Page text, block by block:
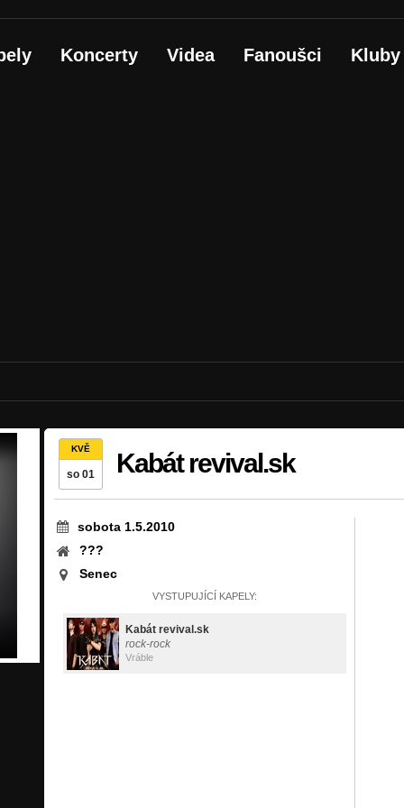
Koncerty Videa Fanoušci Kluby
KVĚ
so 01 Kabát revival.sk
sobota 1.5.2010
???
Senec
VYSTUPUJÍCÍ KAPELY:
Kabát revival.sk
rock-rock
Vráble